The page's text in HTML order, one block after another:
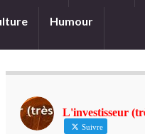
Humour
L'investisseur
Suivre